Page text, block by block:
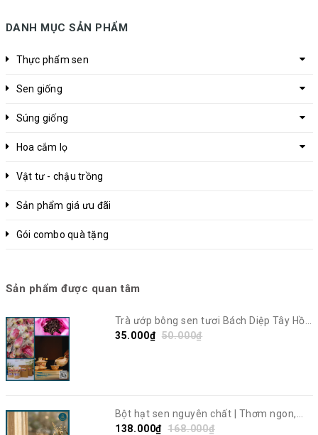
DANH MỤC SẢN PHẨM
Thực phẩm sen
Sen giống
Súng giống
Hoa cắm lọ
Vật tư - chậu trồng
Sản phẩm giá ưu đãi
Gói combo quà tặng
Sản phẩm được quan tâm
Trà ướp bông sen tươi Bách Diệp Tây Hồ |
Sen Vô Ưu
35.000₫ 50.000₫
Bột hạt sen nguyên chất | Thơm ngon,
giàu dinh dưỡng | Sen Vô Ưu
138.000₫ 168.000₫